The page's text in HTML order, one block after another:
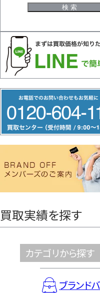
リ
ー
ヤ
買取実績を探す
カテゴリから探す
ブランド